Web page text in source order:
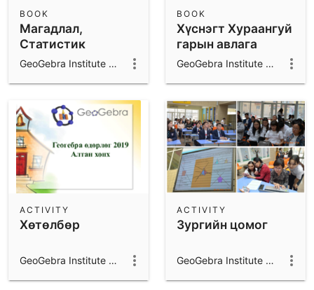
Магадлал,
Статистик
Хураангуй гарын
BOOK
GeoGebra Institute of Mongolia
Хүснэгт Хураангуй
гарын авлага
BOOK
GeoGebra Institute of Mongolia
Хөтөлбөр
ACTIVITY
GeoGebra Institute of Mongolia
Зургийн цомог
ACTIVITY
GeoGebra Institute of Mongolia